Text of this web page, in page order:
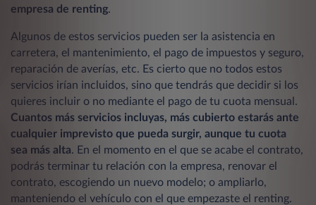
empresa de renting.
Algunos de estos servicios pueden ser la asistencia en
carretera, el mantenimiento, el pago de impuestos y seguro,
reparación de averías, etc. Es cierto que no todos estos
servicios irían incluidos, sino que tendrás que decidir si los
quieres incluir o no mediante el pago de tu cuota mensual.
Cuantos más servicios incluyas, más cubierto estarás ante
cualquier imprevisto que pueda surgir, aunque tu cuota
sea más alta. En el momento en el que se acabe el contrato,
podrás terminar tu relación con la empresa, renovar el
contrato, escogiendo un nuevo modelo; o ampliarlo,
manteniendo el vehículo con el que empezaste el renting.